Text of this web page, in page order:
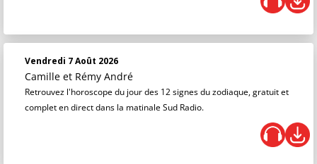
Vendredi 7 Août 2026
Camille et Rémy André
Retrouvez l'horoscope du jour des 12 signes du zodiaque, gratuit et
complet en direct dans la matinale Sud Radio.